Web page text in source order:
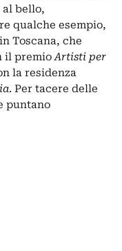
bello,
qualche esempio,
Toscana, che
il premioArtisti per
la residenza
. Per tacere delle
puntano